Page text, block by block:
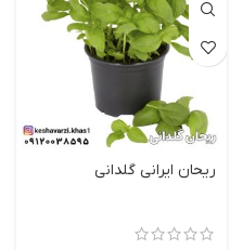
ریحان ایرانی گلدانی